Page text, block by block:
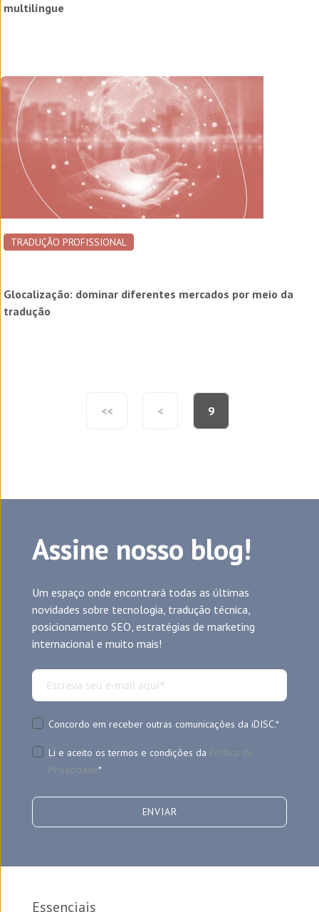
multilíngue
TRADUÇÃO PROFISSIONAL
Glocalização: dominar diferentes mercados por meio da
tradução
<< < 9
Assine nosso blog!
Um espaço onde encontrará todas as últimas
novidades sobre tecnologia, tradução técnica,
posicionamento SEO, estratégias de marketing
internacional e muito mais!
Concordo em receber outras comunicações da iDISC.*
Li e aceito os termos e condições da Política de
Privacidade*
Essenciais